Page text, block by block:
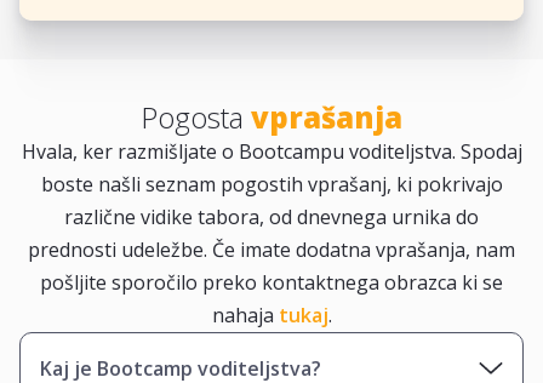
Pogosta vprašanja
Hvala, ker razmišljate o Bootcampu voditeljstva. Spodaj
boste našli seznam pogostih vprašanj, ki pokrivajo
različne vidike tabora, od dnevnega urnika do
prednosti udeležbe. Če imate dodatna vprašanja, nam
pošljite sporočilo preko kontaktnega obrazca ki se
nahaja tukaj.
Kaj je Bootcamp voditeljstva?